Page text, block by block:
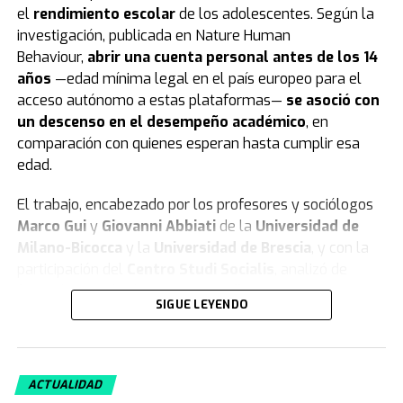
el rendimiento escolarde los adolescentes. Según la
investigación, publicada en Nature Human
Behaviour, abrir una cuenta personal antes de los 14
años —edad mínima legal en el país europeo para el
acceso autónomo a estas plataformas— se asoció con
un descenso en el desempeño académico, en
comparación con quienes esperan hasta cumplir esa
edad.
El trabajo, encabezado por los profesores y sociólogos
Marco Guiy Giovanni Abbiatide la Universidad de
Milano-Bicocca
y la Universidad de Brescia
, y con la
forma longitudinal a5.227 estudiantesnacidos en
2007 y 2008, que cursaron sus estudios en las
Brianza, en la región de
SIGUE LEYENDO
ACTUALIDAD